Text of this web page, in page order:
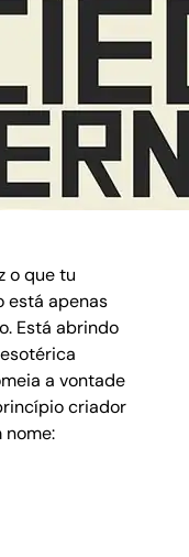
o que tu
está apenas
Está abrindo
a vontade
criador
nome: